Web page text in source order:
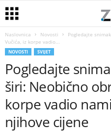
Naslovnica Novosti
Pogledajte
Vučića, iz korpe vadio...
NOVOSTI SVIJET
Pogledajte
širi: Neobično
korpe vadio
njihove cijene